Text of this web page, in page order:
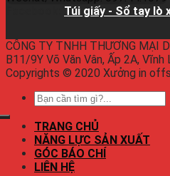
Túi giấy - Sổ tay lò
CÔNG TY TNHH THƯƠNG MẠI
B11/9Y Võ Văn Vân, Ấp 2A, Vĩnh
Copyrights © 2020 Xưởng in
TRANG CHỦ
NĂNG LỰC SẢN XUẤT
GÓC BÁO CHÍ
LIÊN HỆ